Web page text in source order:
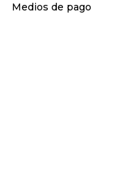
Medios de pago